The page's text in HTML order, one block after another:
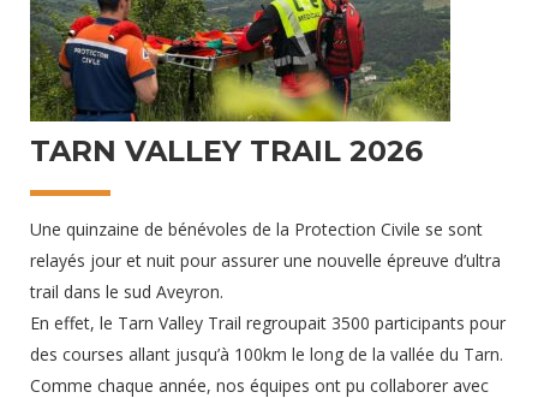
TARN VALLEY TRAIL 2026
Une quinzaine de bénévoles de la Protection Civile se sont
relayés jour et nuit pour assurer une nouvelle épreuve d’ultra
trail dans le sud Aveyron.
En effet, le Tarn Valley Trail regroupait 3500 participants pour
des courses allant jusqu’à 100km le long de la vallée du Tarn.
Comme chaque année, nos équipes ont pu collaborer avec